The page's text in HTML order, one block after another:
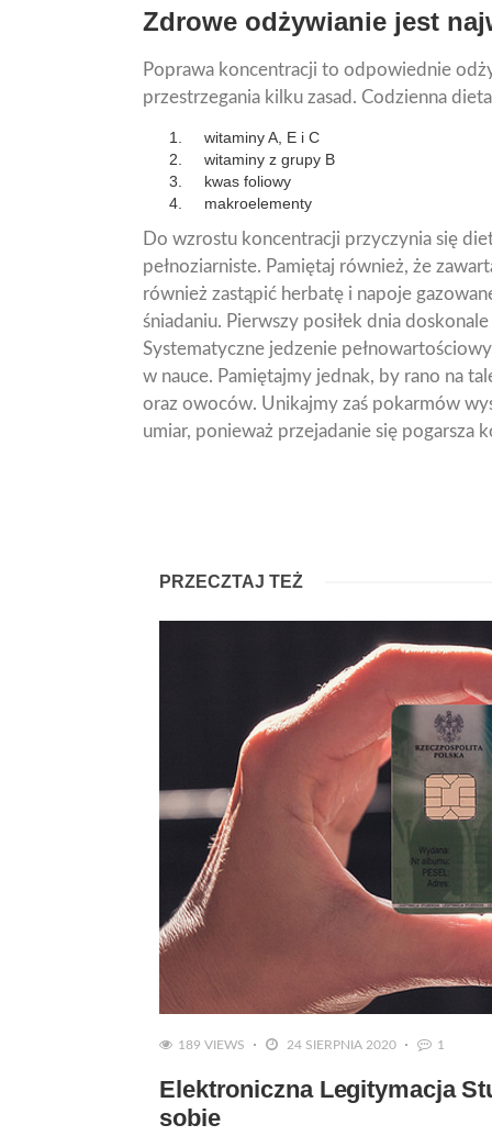
Zdrowe odżywianie jest
Poprawa koncentracji to odpowiednie
przestrzegania kilku zasad. Codzienna
witaminy A, E i C
witaminy z grupy B
kwas foliowy
makroelementy
Do wzrostu koncentracji przyczynia się
pełnoziarniste. Pamiętaj również, że
również zastąpić herbatę i napoje
śniadaniu. Pierwszy posiłek dnia
Systematyczne jedzenie
w nauce. Pamiętajmy jednak, by rano na
oraz owoców. Unikajmy zaś pokarmów
umiar, ponieważ przejadanie się pogarsza
PRZECZTAJ TEŻ
189 VIEWS 24 SIERPNIA 2020 1
Elektroniczna Legitymacja
sobie